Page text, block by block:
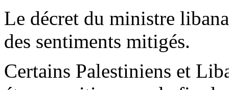
Le décret du ministre
des sentiments mitigés.
Certains Palestiniens et